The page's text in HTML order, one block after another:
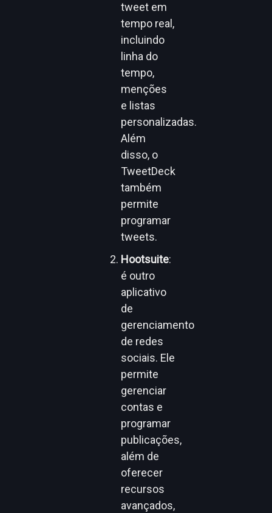
tweet em
tempo real,
incluindo
linha do
tempo,
menções
e listas
personalizadas.
Além
disso, o
TweetDeck
também
permite
programar
tweets.
Hootsuite:
é outro
aplicativo
de
gerenciamento
de redes
sociais. Ele
permite
gerenciar
contas e
programar
publicações,
além de
oferecer
recursos
avançados,